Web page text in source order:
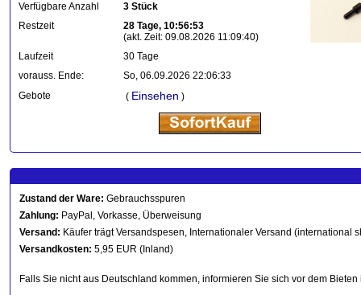
Verfügbare Anzahl
3 Stück
Restzeit
28 Tage, 10:56:53
(akt. Zeit: 09.08.2026 11:09:40)
Laufzeit
30 Tage
vorauss. Ende:
So, 06.09.2026 22:06:33
Gebote
( Einsehen )
Zustand der Ware: Gebrauchsspuren
Zahlung: PayPal, Vorkasse, Überweisung
Versand: Käufer trägt Versandspesen, Internationaler Versand (international
Versandkosten: 5,95 EUR (Inland)
Falls Sie nicht aus Deutschland kommen, informieren Sie sich vor dem